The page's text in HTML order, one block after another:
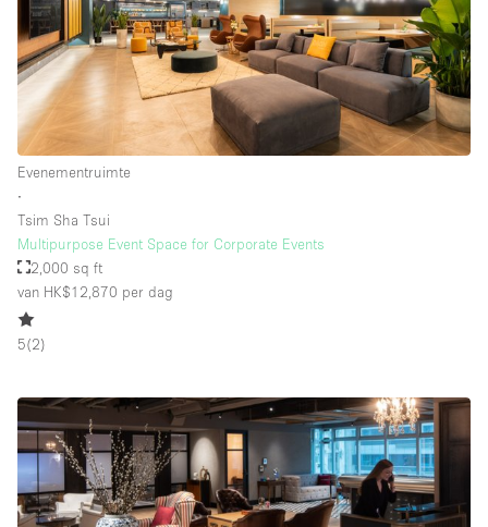
Water Access
Whitebox / Minimaal
Verdieping/Toegang:
Souterrain
Begane grond tuin
Begane grond straatkant
Winkelcentrum
Overig
Evenementruimte
∙
Tsim Sha Tsui
Multipurpose Event Space for Corporate Events
2,000 sq ft
van HK$12,870 per dag
5(2)